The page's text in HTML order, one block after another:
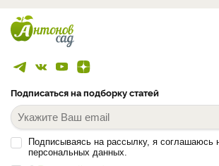
Подписаться на подборку статей
Подписываясь на рассылку, я соглашаюсь
персональных данных.